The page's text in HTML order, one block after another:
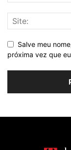
Salve meu
próxima vez que